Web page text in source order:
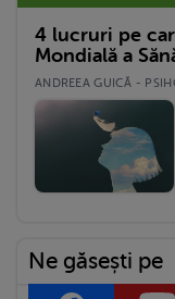
4 lucruri pe
Mondială a
ANDREEA GUICĂ -
Ne găsești pe